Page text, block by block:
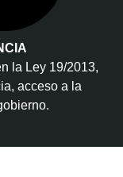
la Ley 19/2013,
acceso a la